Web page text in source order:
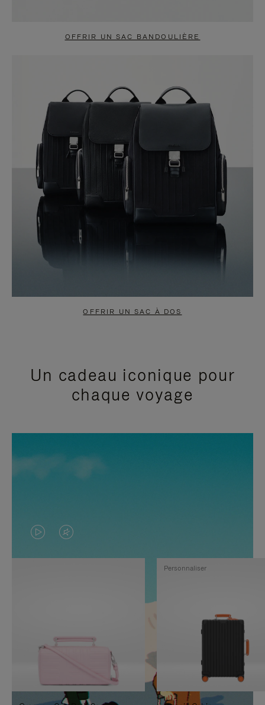
OFFRIR UN SAC BANDOULIÈRE
OFFRIR UN SAC À DOS
Un cadeau iconique pour
chaque voyage
LA
VIDÉO
PAUSE,
APPUYEZ
SUR
LE
SON
DÉSACTIVÉ.
VEUILLEZ
Personnaliser